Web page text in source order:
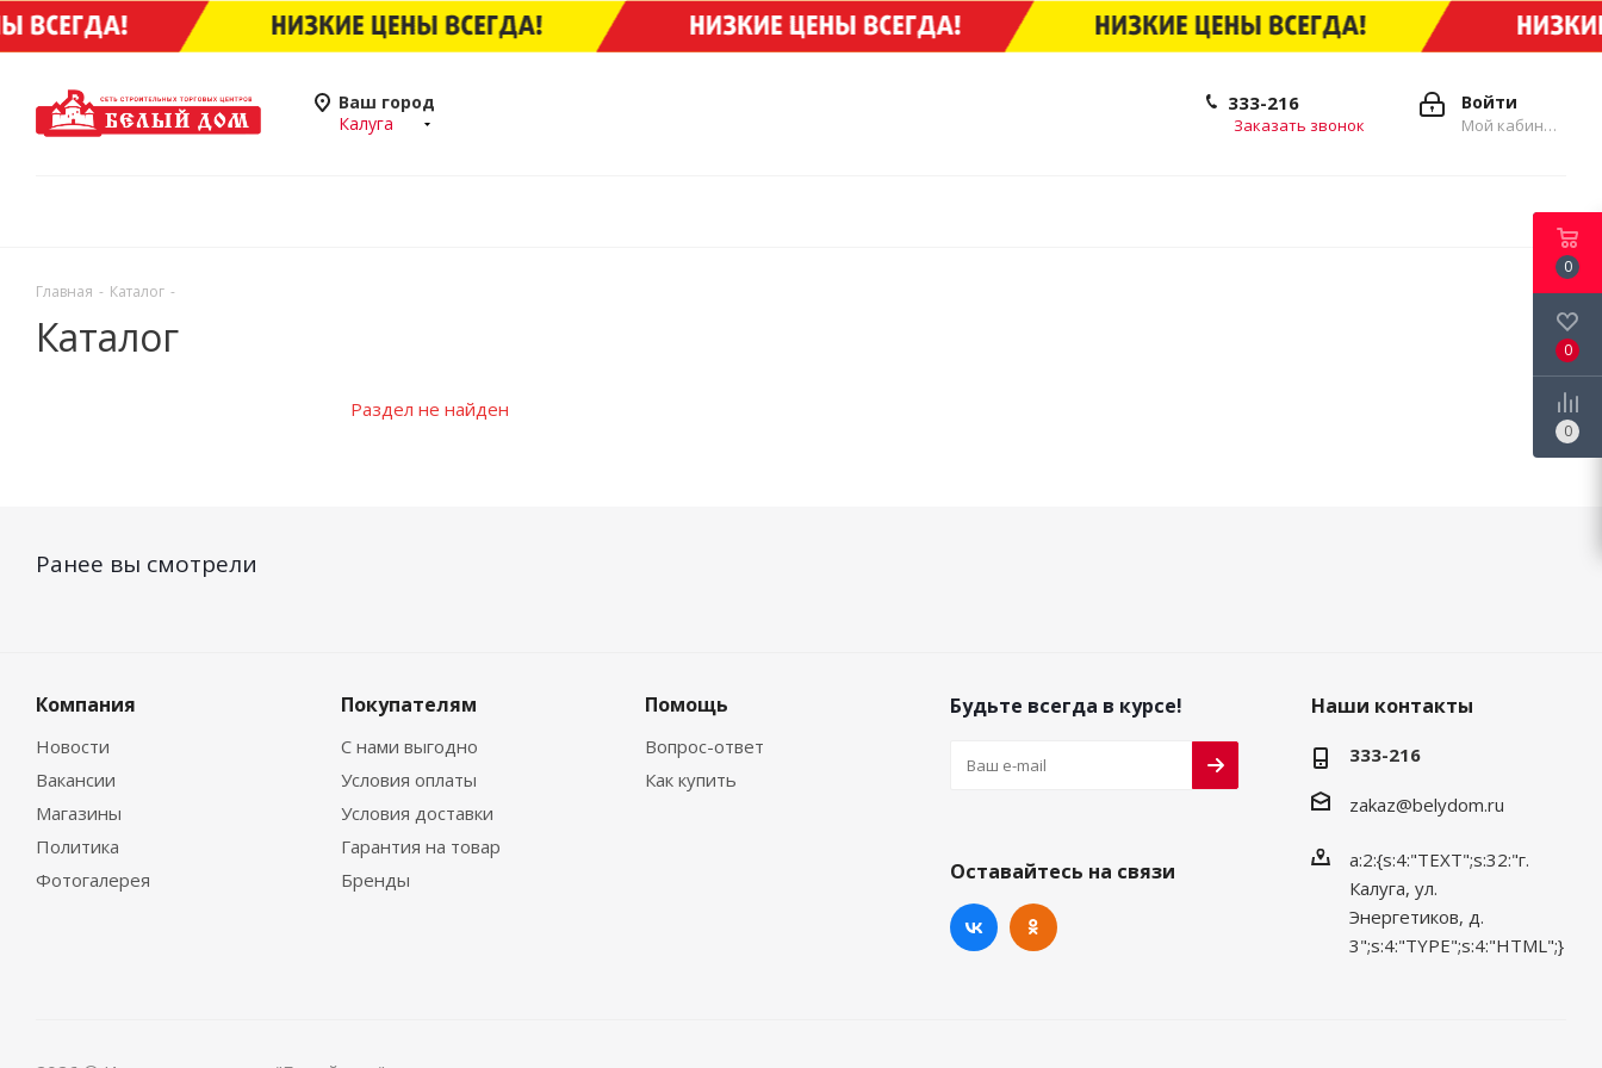
Ваш город
Калуга
Войти
Мой кабинет
333-216
Заказать звонок
Главная - Каталог -
Каталог
Раздел не найден
Ранее вы смотрели
Компания
Новости
Вакансии
Магазины
Политика
Фотогалерея
Покупателям
С нами выгодно
Условия оплаты
Условия доставки
Гарантия на товар
Бренды
Помощь
Вопрос-ответ
Как купить
Будьте всегда в курсе!
Оставайтесь на связи
Наши контакты
333-216
zakaz@belydom.ru
a:2:{s:4:"TEXT";s:32:"г.
Калуга, ул.
Энергетиков, д.
3";s:4:"TYPE";s:4:"HTML";}
0
0
0